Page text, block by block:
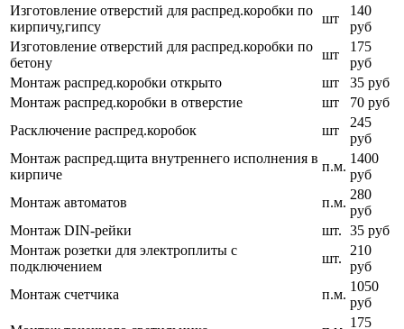
Изготовление отверстий для распред.коробки по
кирпичу,гипсу
шт
140
руб
Изготовление отверстий для распред.коробки по
бетону
шт
175
руб
Монтаж распред.коробки открыто
шт
35 руб
Монтаж распред.коробки в отверстие
шт
70 руб
Расключение распред.коробок
шт
245
руб
Монтаж распред.щита внутреннего исполнения в
кирпиче
п.м.
1400
руб
Монтаж автоматов
п.м.
280
руб
Монтаж DIN-рейки
шт. 35 руб
Монтаж розетки для электроплиты с
подключением
шт.
210
руб
Монтаж счетчика
п.м.
1050
руб
175